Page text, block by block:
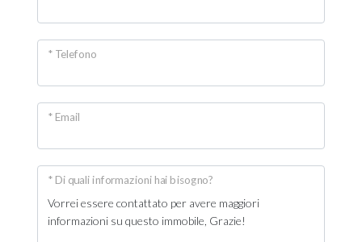
* Telefono
* Email
* Di quali informazioni hai bisogno?